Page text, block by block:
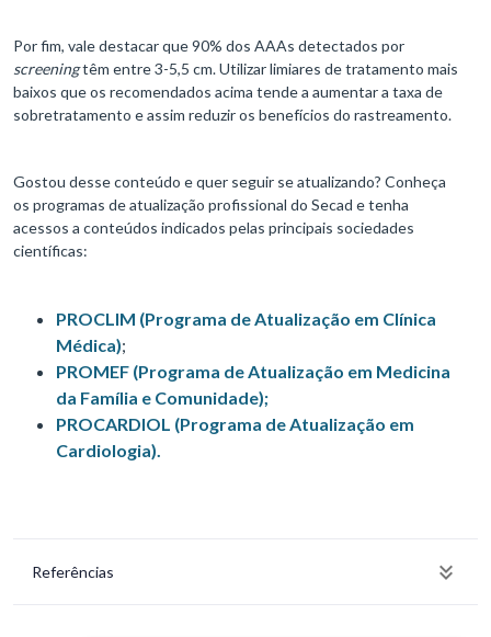
Por fim, vale destacar que 90% dos AAAs detectados por
screeningtêm entre 3-5,5 cm. Utilizar limiares de tratamento mais
baixos que os recomendados acima tende a aumentar a taxa de
sobretratamento e assim reduzir os benefícios do rastreamento.
Gostou desse conteúdo e quer seguir se atualizando? Conheça
os programas de atualização profissional do Secad e tenha
acessos a conteúdos indicados pelas principais sociedades
científicas:
PROCLIM (Programa de Atualização em Clínica
Médica);
PROMEF (Programa de Atualização em Medicina
da Família e Comunidade);
PROCARDIOL (Programa de Atualização em
Cardiologia).
Referências